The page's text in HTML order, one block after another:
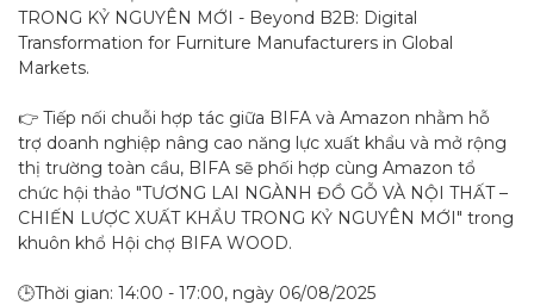
TRONG KỶ NGUYÊN MỚI - Beyond B2B: Digital
Transformation for Furniture Manufacturers in Global
Markets.
👉 Tiếp nối chuỗi hợp tác giữa BIFA và Amazon nhằm hỗ
trợ doanh nghiệp nâng cao năng lực xuất khẩu và mở rộng
thị trường toàn cầu, BIFA sẽ phối hợp cùng Amazon tổ
chức hội thảo "TƯƠNG LAI NGÀNH ĐỒ GỖ VÀ NỘI THẤT –
CHIẾN LƯỢC XUẤT KHẨU TRONG KỶ NGUYÊN MỚI" trong
khuôn khổ Hội chợ BIFA WOOD.
🕒Thời gian: 14:00 - 17:00, ngày 06/08/2025